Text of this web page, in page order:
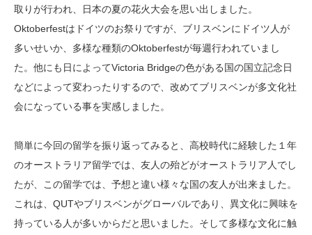
取りが行われ、日本の夏の花火大会を思い出しました。
Oktoberfestはドイツのお祭りですが、ブリスベンにドイツ人が
多いせいか、多様な種類のOktoberfestが毎週行われていまし
た。他にも日によってVictoria Bridgeの色がある国の国立記念日
などによって変わったりするので、改めてブリスベンが多文化社
会になっている事を実感しました。
簡単に今回の留学を振り返ってみると、高校時代に経験した１年
のオーストラリア留学では、友人の殆どがオーストラリア人でし
たが、この留学では、予想と違い様々な国の友人が出来ました。
これは、QUTやブリスベンがグローバルであり、異文化に興味を
持っている人が多いからだと思いました。そして多様な文化に触